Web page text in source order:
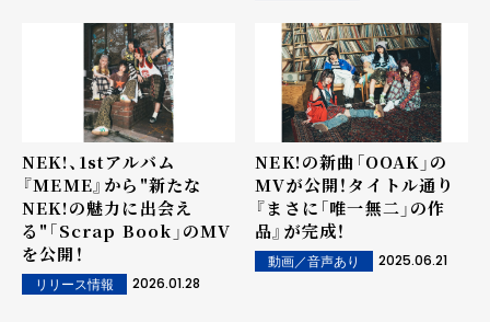
NEK!、1stアルバム
『MEME』から"新たな
NEK!の魅力に出会え
る"「Scrap Book」のMV
を公開！
リリース情報 2026.01.28
NEK!の新曲「OOAK」の
MVが公開！タイトル通り
『まさに「唯一無二」の作
品』が完成！
動画／音声あり 2025.06.21